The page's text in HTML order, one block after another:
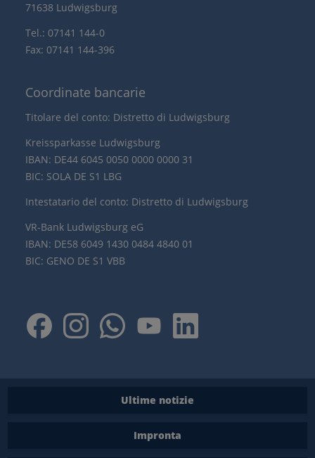
71638 Ludwigsburg
Tel.: 07141 144-0
Fax: 07141 144-396
Coordinate bancarie
Titolare del conto: Distretto di Ludwigsburg
Kreissparkasse Ludwigsburg
IBAN: DE44 6045 0050 0000 0000 31
BIC: SOLA DE S1 LBG
Intestatario del conto: Distretto di Ludwigsburg
VR-Bank Ludwigsburg eG
IBAN: DE58 6049 1430 0484 4840 01
BIC: GENO DE S1 VBB
Ultime notizie
Impronta